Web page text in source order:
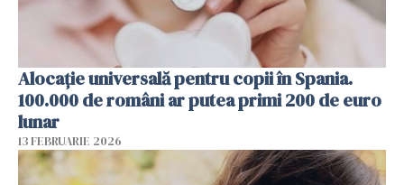
Alocație universală pentru copii în Spania.
100.000 de români ar putea primi 200 de euro
lunar
13 FEBRUARIE 2026